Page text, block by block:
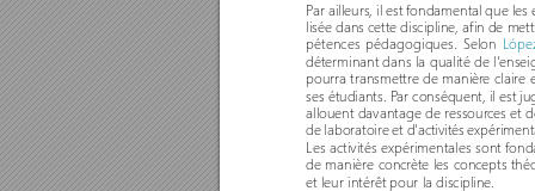
Par ailleurs, il est fondamental que
lisée dans cette discipline, afin de
pétences pédagogiques. Selon
déterminant dans la qualité de
pourra transmettre de manière claire
ses étudiants. Par conséquent, il est
allouent davantage de ressources et
de laboratoire et d'activités
Les activités expérimentales sont
de manière concrète les concepts
et leur intérêt pour la discipline.